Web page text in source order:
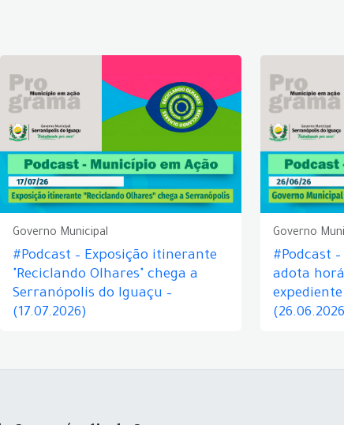
Governo Municipal
#Podcast – Exposição itinerante
"Reciclando Olhares" chega a
Serranópolis do Iguaçu –
(17.07.2026)
Governo
#Podcast
adota